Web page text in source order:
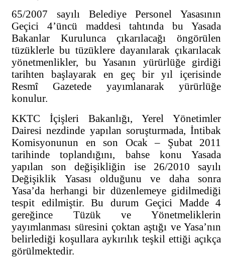
65/2007 sayılı Belediye Personel Yasasının
Geçici 4’üncü maddesi tahtında bu Yasada
Bakanlar Kurulunca çıkarılacağı öngörülen
tüzüklerle bu tüzüklere dayanılarak çıkarılacak
yönetmenlikler, bu Yasanın yürürlüğe girdiği
tarihten başlayarak en geç bir yıl içerisinde
Resmî Gazetede yayımlanarak yürürlüğe
konulur.
KKTC İçişleri Bakanlığı, Yerel Yönetimler
Dairesi nezdinde yapılan soruşturmada, İntibak
Komisyonunun en son Ocak – Şubat 2011
tarihinde toplandığını, bahse konu Yasada
yapılan son değişikliğin ise 26/2010 sayılı
Değişiklik Yasası olduğunu ve daha sonra
Yasa’da herhangi bir düzenlemeye gidilmediği
tespit edilmiştir. Bu durum Geçici Madde 4
gereğince Tüzük ve Yönetmeliklerin
yayımlanması süresini çoktan aştığı ve Yasa’nın
belirlediği koşullara aykırılık teşkil ettiği açıkça
görülmektedir.